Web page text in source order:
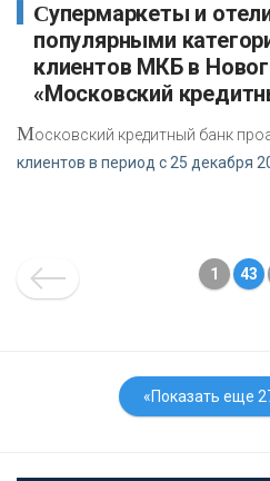
Супермаркеты и отели стали самыми
популярными
клиентов МКБ в
«Московский
Московский кредитный банк
клиентов в период с 25 декабря
1 43
«Показать еще